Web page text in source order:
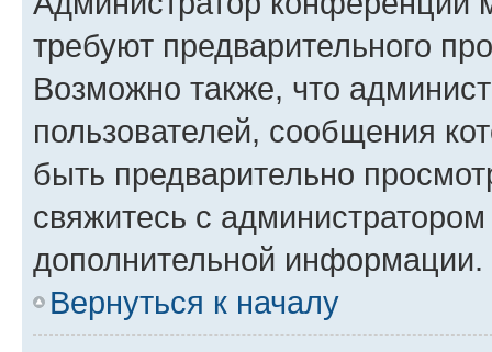
требуют предварительного
Возможно также, что
пользователей, сообщения
быть предварительно
свяжитесь с
дополнительной информации.
Вернуться к началу